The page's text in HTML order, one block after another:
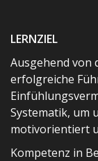
LERNZIEL
Ausgehend von
erfolgreiche
Systematik, um
motivorientiert
Kompetenz in